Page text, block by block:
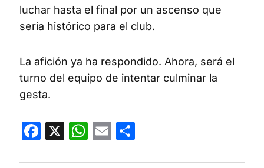
luchar hasta el final por un ascenso que
sería histórico para el club.
La afición ya ha respondido. Ahora, será el
turno del equipo de intentar culminar la
gesta.
Facebook
X WhatsApp
Email